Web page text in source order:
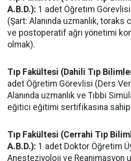
A.B.D.): 1 adet Öğretim
(Şart: Alanında uzmanlık,
ve postoperatif ağrı yönetimi
olmak).
Tıp Fakültesi (Dahili Tıp
adet Öğretim Görevlisi (Ders
Alanında uzmanlık ve Tıbbi
eğitici eğitimi sertifikasına
Tıp Fakültesi (Cerrahi Tıp
A.B.D.): 1 adet Doktor Öğretim
Anesteziyoloji ve Reanimasyon